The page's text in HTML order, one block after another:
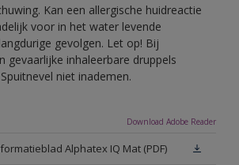
Kan een allergische huidreactie
voor in het water levende
gevolgen. Let op! Bij
gevaarlijke inhaleerbare druppels
niet inademen.
Download Adobe Reader
Alphatex IQ Mat (PDF)